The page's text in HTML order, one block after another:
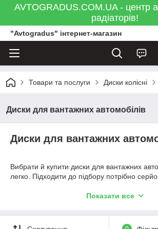
AVTOGRADUS.COM.UA - центр
радіаторів!
"Avtogradus" інтернет-магазин
Товари та послуги Диски колісні
Диски для вантажних автомобілів
Диски для вантажних
Вибрати й купити диски для вантажних
легко. Підходити до підбору потрібно
залежить безпека керування
вантажівки, наш інтернет-магазин
пропонуємо численний асортимент
Показати все